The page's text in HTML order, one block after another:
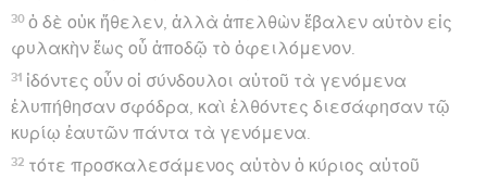
30 ὁ δὲ οὐκ ἤθελεν, ἀλλὰ ἀπελθὼν ἔβαλεν αὐτὸν εἰς
φυλακὴν ἕως οὗ ἀποδῷ τὸ ὀφειλόμενον.
31 ἰδόντες οὖν οἱ σύνδουλοι αὐτοῦ τὰ γενόμενα
ἐλυπήθησαν σφόδρα, καὶ ἐλθόντες διεσάφησαν τῷ
κυρίῳ ἑαυτῶν πάντα τὰ γενόμενα.
32 τότε προσκαλεσάμενος αὐτὸν ὁ κύριος αὐτοῦ